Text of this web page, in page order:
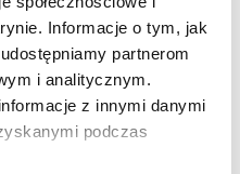
Informacje o tym, jak
partnerom
i analitycznym.
z innymi danymi
podczas
Kontynuuj